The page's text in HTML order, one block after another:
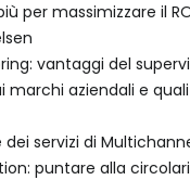
per massimizzare il
vantaggi del
marchi aziendali e
dei servizi di
puntare alla